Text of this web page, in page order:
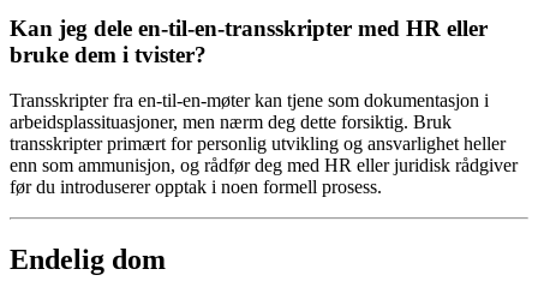
Kan jeg dele en-til-en-transskripter med HR eller
bruke dem i tvister?
Transskripter fra en-til-en-møter kan tjene som dokumentasjon i
arbeidsplassituasjoner, men nærm deg dette forsiktig. Bruk
transskripter primært for personlig utvikling og ansvarlighet heller
enn som ammunisjon, og rådfør deg med HR eller juridisk rådgiver
før du introduserer opptak i noen formell prosess.
Endelig dom